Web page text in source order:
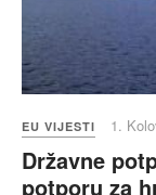
EU VIJESTI 1.
Državne
potporu za